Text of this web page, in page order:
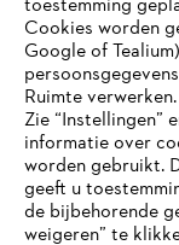
STIHL FAQ
Contact
JE
toestemming
Cookies worden
Google of
Ruimte verwerken.
Zie “Instellingen”
informatie over
worden gebruikt.
geeft u
de bijbehorende
weigeren” te